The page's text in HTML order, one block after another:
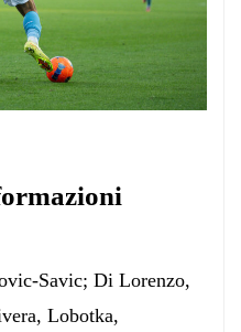
Savic; Di Lorenzo,
Lobotka,